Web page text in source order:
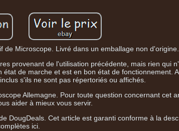
de Microscope. Livré dans un emballage non d'origine.
provenant de l'utilisation précédente, mais rien qui
de marche et est en bon état de fonctionnement.
s'ils ne sont pas répertoriés ou affichés.
Allemagne. Pour toute question concernant cet
aider à mieux vous servir.
DougDeals. Cet article est garanti conforme à la
ici.